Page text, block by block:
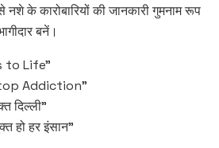
के कारोबारियों की जानकारी गुमनाम रूप
बनें।
to Life”
Addiction”
दिल्ली”
हो हर इंसान”